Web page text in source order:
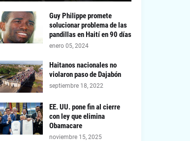
Guy Philippe promete
solucionar problema de las
pandillas en Haití en 90 días
enero 05, 2024
Haitanos nacionales no
violaron paso de Dajabón
septiembre 18, 2022
EE. UU. pone fin al cierre
con ley que elimina
Obamacare
noviembre 15, 2025